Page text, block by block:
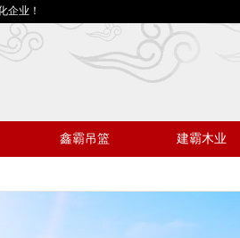
企业！
鑫霸吊篮 建霸木业